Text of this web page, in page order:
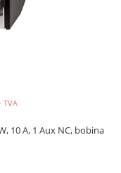
TVA
10 A, 1 Aux NC, bobina